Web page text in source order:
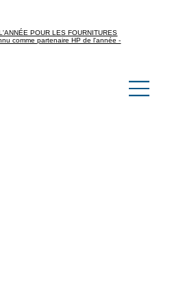
POUR LES FOURNITURES
comme partenaire HP de l'année -